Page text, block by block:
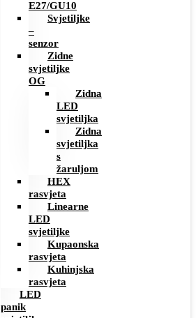
E27/GU10
Svjetiljke
–
senzor
Zidne
svjetiljke
OG
Zidna
LED
svjetiljka
Zidna
svjetiljka
s
žaruljom
HEX
rasvjeta
Linearne
LED
svjetiljke
Kupaonska
rasvjeta
Kuhinjska
rasvjeta
LED
panik